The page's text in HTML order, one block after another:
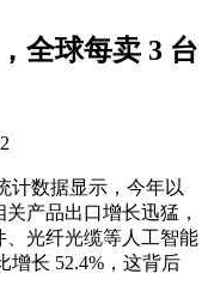
全球每卖 3 台
计数据显示，今年以
产品出口增长迅猛，
、光纤光缆等人工智能
增长 52.4%，这背后